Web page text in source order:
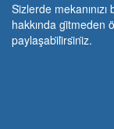
Si̇zlerde
hakkında gi̇tmeden
paylaşabi̇li̇rsi̇ni̇z.